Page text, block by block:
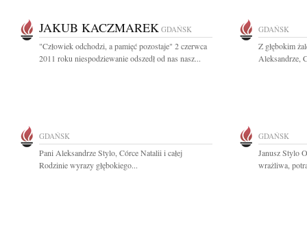
JAKUB KACZMAREK GDAŃSK
"Człowiek odchodzi, a pamięć pozostaje" 2 czerwca
2011 roku niespodziewanie odszedł od nas nasz...
GDAŃSK
Z głębokim
Aleksandrze,
GDAŃSK
Pani Aleksandrze Stylo, Córce Natalii i całej
Rodzinie wyrazy głębokiego...
GDAŃSK
Janusz Stylo
wrażliwa,